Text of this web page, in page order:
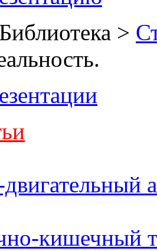
Библиотека >
кишечный